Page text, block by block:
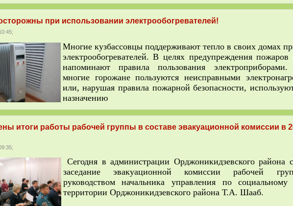
при использовании электрообогревателей!
Многие кузбассовцы поддерживают тепло в своих домах
электрообогревателей. В целях предупреждения пожаров
напоминают правила пользования электроприборами.
многие горожане пользуются неисправными
или, нарушая правила пожарной безопасности,
назначению
итоги работы рабочей группы в составе эвакуационной комиссии в
Сегодня в администрации Орджоникидзевского района
заседание эвакуационной комиссии рабочей
руководством начальника управления по социальному
территории Орджоникидзевского района Т.А. Шааб.